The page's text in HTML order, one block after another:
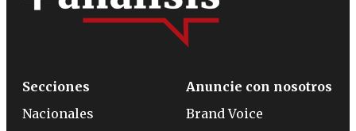
Secciones
Nacionales
Anuncie con nosotros
Brand Voice